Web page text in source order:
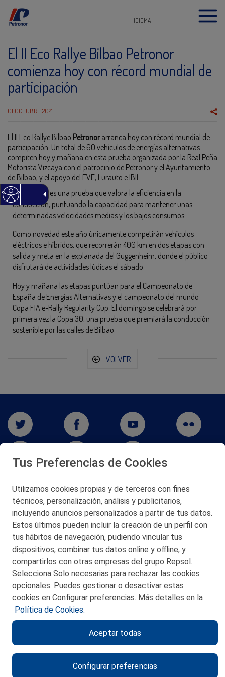
IDIOMA
El II Eco Rallye Bilbao Petronor
comienza hoy con récord mundial de
participación
01 OCTUBRE 2021
El II Eco Rallye Bilbao Petronorarranca hoy con récord mundial de
participación. Un total de 60 vehículos de energías alternativas
compiten hoy y mañana en esta prueba organizada por la Real Peña
Motorista Vizcaya con el patrocinio de Petronor y el Ayuntamiento
de Bilbao, y el apoyo del EVE, Lurauto e IBIL.
Un eco rally es una prueba que valora la eficiencia en la
conducción, puntuando la capacidad para mantener unas
determinadas velocidades medias y los bajos consumos.
Como novedad este año únicamente competirán vehículos
eléctricos e híbridos, que recorrerán 400 km en dos etapas con
salida y meta en la explanada del Guggenheim, donde el público
disfrutará de actividades lúdicas el sábado.
Hoy y mañana las etapas puntúan para el Campeonato de
España de Energías Alternativas y el campeonato del mundo
Copa FIA e-Rally Regularity Cup. El domingo se celebrará por
primera vez la Copa 30, una prueba que premiará la conducción
sostenible por las calles de Bilbao.
VOLVER
San Martín 5-Edificio Muñatones,
48550 Muskiz (Bizkaia)
Telf. 946 357 000
© 2026 Petronor S.A.
CONTACTO
POLITICA DE PRIVACIDAD
AVISO LEGAL
POLITICA DE COOKIES
Tus Preferencias de Cookies
Utilizamos cookies propias y de terceros con fines
técnicos, personalización, análisis y publicitarios,
incluyendo anuncios personalizados a partir de tus datos.
Estos últimos pueden incluir la creación de un perfil con
tus hábitos de navegación, pudiendo vincular tus
dispositivos, combinar tus datos online y offline, y
compartirlos con otras empresas del grupo Repsol.
Selecciona Solo necesarias para rechazar las cookies
opcionales. Puedes gestionar o desactivar estas
cookies en Configurar preferencias. Más detalles en la
Política de Cookies.
Configurar preferencias
Aceptar todas